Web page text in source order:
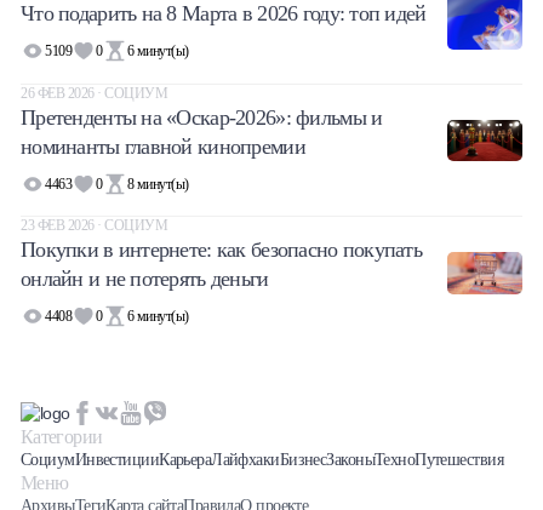
Что подарить на 8 Марта в 2026 году: топ идей
5109 0 6 минут(ы)
26 ФЕВ 2026 · СОЦИУМ
Претенденты на «Оскар-2026»: фильмы и
номинанты главной кинопремии
4463 0 8 минут(ы)
23 ФЕВ 2026 · СОЦИУМ
Покупки в интернете: как безопасно покупать
онлайн и не потерять деньги
4408 0 6 минут(ы)
Категории
СоциумИнвестицииКарьераЛайфхакиБизнесЗаконыТехноПутешествия
Меню
АрхивыТегиКарта сайтаПравилаО проекте